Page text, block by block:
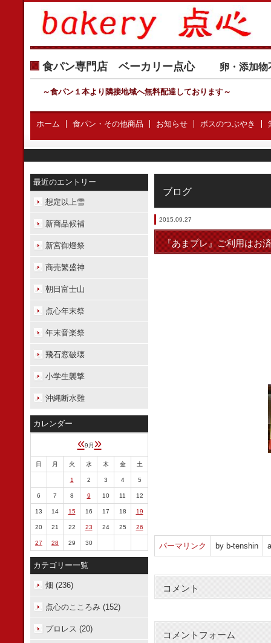
食パン専門店 ベーカリー点心 卵・添加
～食パン１本より隣接地域へ無料配達しております～
ホーム 食パン・その他商品 お知らせ ボスのつぶやき
ブログ
2015.09.27
『あまプレ』ご利用はお
パーマリンク by b-tenshin
コメント
コメントフォーム
最近のエントリー
想定以上雪
新商品候補
新宮御燈祭
商売繁盛神
朝日富士山
点心年末祭
年末音楽祭
飛石窓破壊
小学生襲撃
沖縄断水難
カレンダー
«9月 »
日 月 火 水 木 金 土
1 2 3 4 5
6 7 8 9 10 11 12
13 14 15 16 17 18 19
20 21 22 23 24 25 26
27 28 29 30
カテゴリー一覧
畑 (236)
点心のこころみ (152)
プロレス (20)